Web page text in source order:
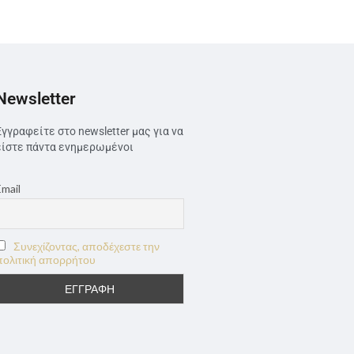
στο newsletter μας για να
πάντα ενημερωμένοι
Συνεχίζοντας, αποδέχεστε την
απορρήτου